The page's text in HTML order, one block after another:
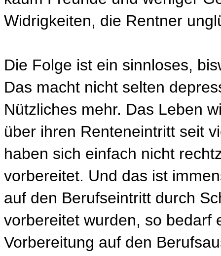
Widrigkeiten, die Rentner
Die Folge ist ein sinnloses,
Das macht nicht selten
Nützliches mehr. Das Leben
über ihren Renteneintritt seit
haben sich einfach nicht
vorbereitet. Und das ist
auf den Berufseintritt durch
vorbereitet wurden, so bedarf
Vorbereitung auf den